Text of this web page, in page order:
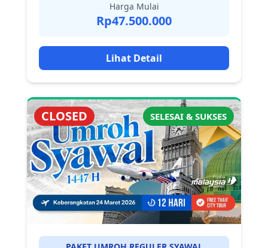
Harga Mulai
Rp47.500.000
Lihat Detail
CLOSED SELESAI & SUKSES